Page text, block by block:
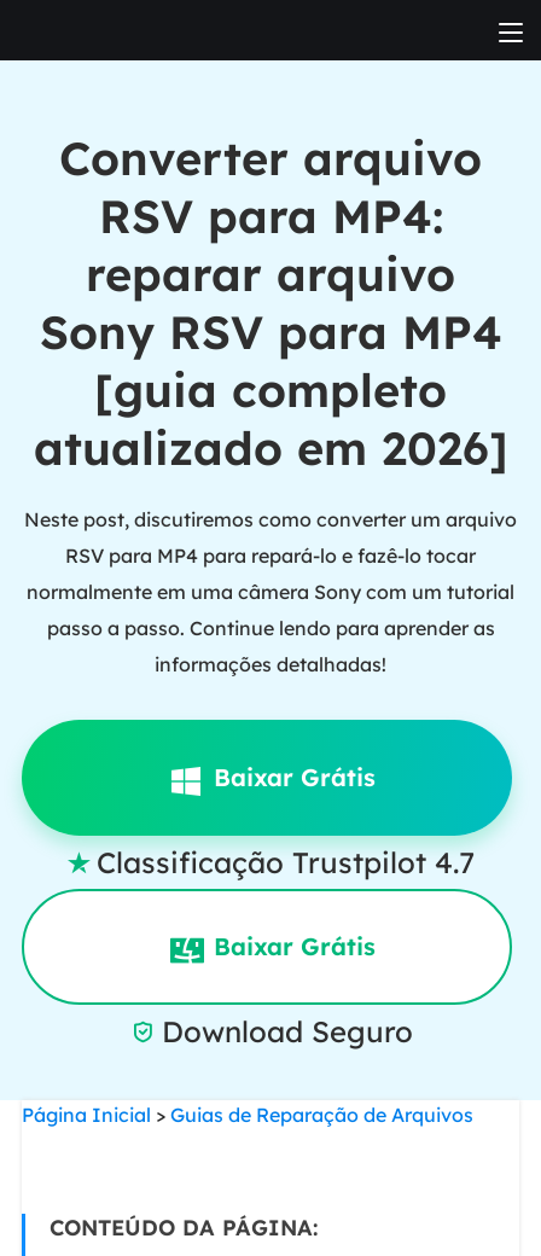
Converter arquivo
RSV para MP4:
reparar arquivo
Sony RSV para MP4
[guia completo
atualizado em 2026]
Neste post, discutiremos como converter um arquivo
RSV para MP4 para repará-lo e fazê-lo tocar
normalmente em uma câmera Sony com um tutorial
passo a passo. Continue lendo para aprender as
informações detalhadas!
Baixar Grátis
 Classificação Trustpilot 4.7
Baixar Grátis
 Download Seguro
Página Inicial > Guias de Reparação de Arquivos
CONTEÚDO DA PÁGINA: